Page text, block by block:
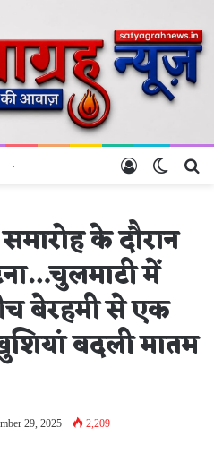
Switch
Log In
के दौरान
में
बेरहमी से एक
बदली मातम
29, 2025 2,209